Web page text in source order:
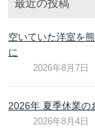
最近の投稿
空いていた洋室を
に
2026年8月7日
2026年 夏季休業の
2026年8月4日